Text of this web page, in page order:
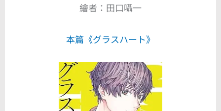
繪者：田口囁一
本篇《グラスハート》